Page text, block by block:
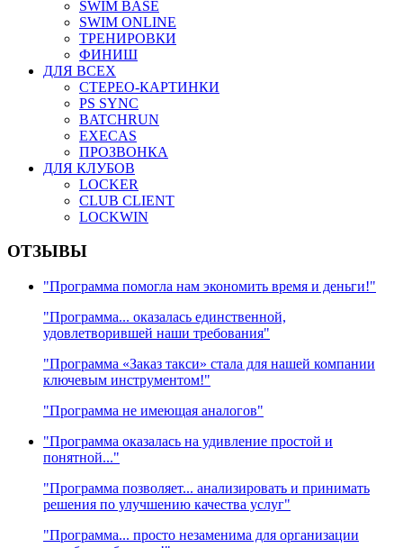
SWIM BASE
SWIM ONLINE
ТРЕНИРОВКИ
ФИНИШ
ДЛЯ ВСЕХ
СТЕРЕО-КАРТИНКИ
PS SYNC
BATCHRUN
EXECAS
ПРОЗВОНКА
ДЛЯ КЛУБОВ
LOCKER
CLUB CLIENT
LOCKWIN
ОТЗЫВЫ
"Программа помогла нам экономить время и деньги!"
"Программа... оказалась единственной,
удовлетворившей наши требования"
"Программа «Заказ такси» стала для нашей компании
ключевым инструментом!"
"Программа не имеющая аналогов"
"Программа оказалась на удивление простой и
понятной..."
"Программа позволяет... анализировать и принимать
решения по улучшению качества услуг"
"Программа... просто незаменима для организации